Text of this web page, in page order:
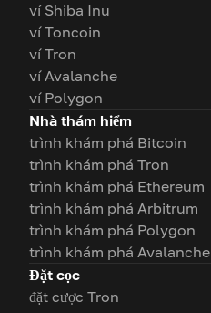
ví Shiba Inu
ví Toncoin
ví Tron
ví Avalanche
ví Polygon
Nhà thám hiểm
trình khám phá Bitcoin
trình khám phá Tron
trình khám phá Ethereum
trình khám phá Arbitrum
trình khám phá Polygon
trình khám phá Avalanche
Đặt cọc
đặt cược Tron